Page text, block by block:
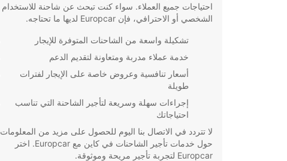
احتياجات جميع العملاء. سواء كنت تبحث عن شاحنة للاستخدام
الشخصي أو الاحترافي، فإن Europcar لديها ما تحتاجه.
تشكيلة واسعة من الشاحنات المتوفرة للإيجار
خدمة عملاء مدربة ومتعاونة لتقديم الدعم
أسعار تنافسية وعروض خاصة على الإيجار لفترات
طويلة
إجراءات سهلة وسريعة لتأجير الشاحنة التي تناسب
احتياجاتك
لا تتردد في الاتصال بنا اليوم للحصول على مزيد من المعلومات
حول خدمات تأجير الشاحنات في كاين مع Europcar. اختر
Europcar لتجربة تأجير مريحة وموثوقة.